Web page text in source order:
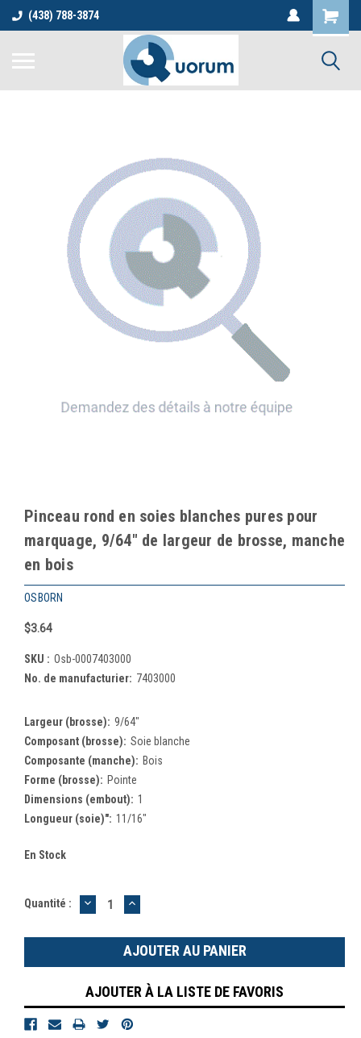
(438) 788-3874
Pinceau rond en soies blanches pures pour
marquage, 9/64" de largeur de brosse, manche
en bois
OSBORN
$3.64
SKU : Osb-0007403000
No. de manufacturier: 7403000
Largeur (brosse): 9/64"
Composant (brosse): Soie blanche
Composante (manche): Bois
Forme (brosse): Pointe
Dimensions (embout): 1
Longueur (soie)": 11/16"
En Stock
Quantité : DIMINUER
LA
:
AUGMENTER
LA
:
AJOUTER À LA LISTE DE FAVORIS